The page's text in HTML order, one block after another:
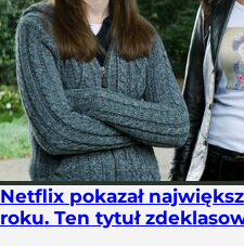
Netflix pokazał
roku. Ten tytuł